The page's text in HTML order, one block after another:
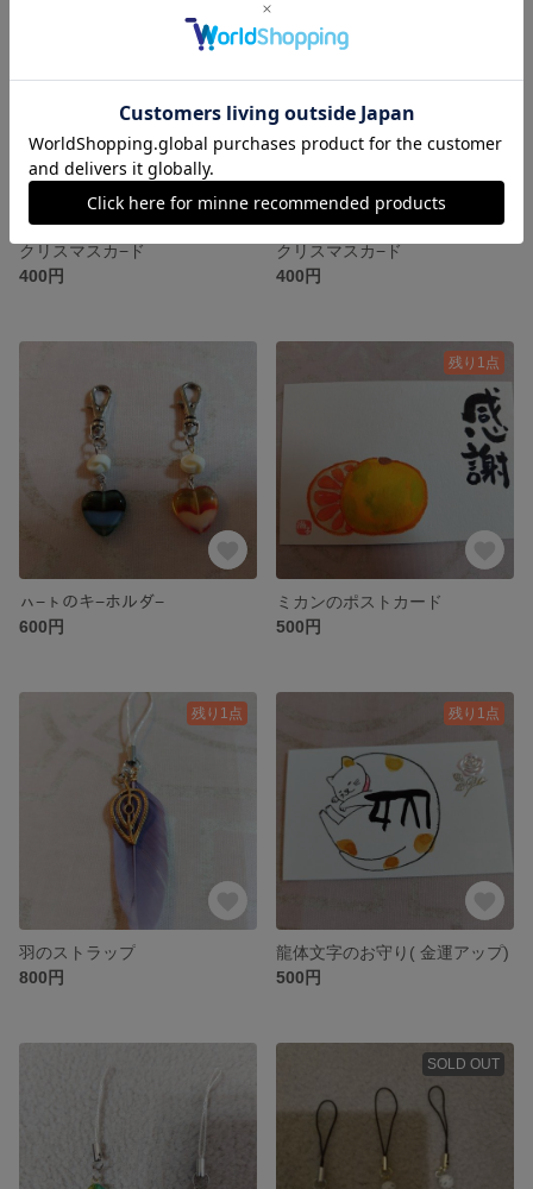
クリスマスカ−ド
400円
クリスマスカ−ド
400円
ㇵ−ㇳのキ−ホルダ−
600円
残り1点
ミカンのポストカード
500円
残り1点
羽のストラップ
800円
残り1点
龍体文字のお守り( 金運アップ)
500円
SOLD OUT